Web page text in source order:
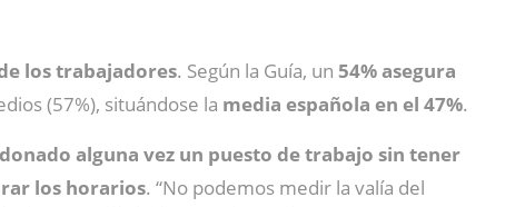
los trabajadores. Según la Guía, un 54% asegura
(57%), situándose la media española en el 47%.
alguna vez un puesto de trabajo sin tener
los horarios. “No podemos medir la valía del